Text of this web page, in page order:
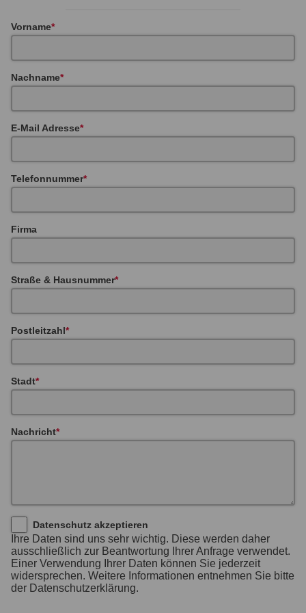
Vorname
Nachname
E-Mail Adresse
Telefonnummer
Firma
Straße & Hausnummer
Postleitzahl
Stadt
Nachricht
Datenschutz akzeptieren
Ihre Daten sind uns sehr wichtig. Diese werden daher
ausschließlich zur Beantwortung Ihrer Anfrage verwendet.
Einer Verwendung Ihrer Daten können Sie jederzeit
widersprechen. Weitere Informationen entnehmen Sie bitte
der Datenschutzerklärung.